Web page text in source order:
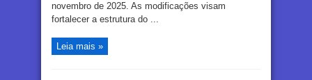
novembro de 2025. As modificações visam
fortalecer a estrutura do ...
Leia mais »